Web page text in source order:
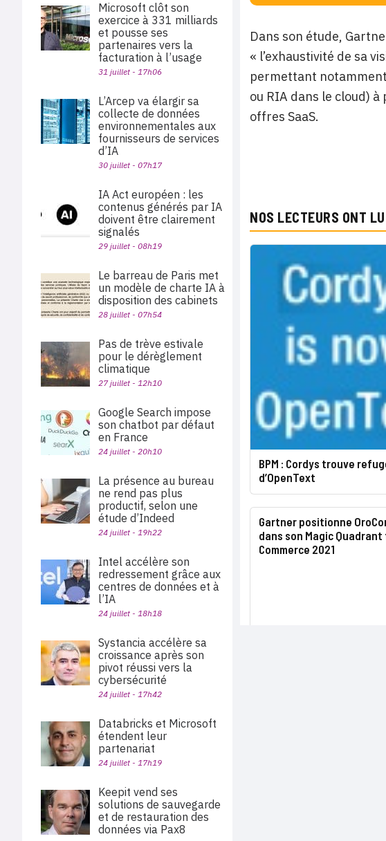
Dans son étude,
« l’exhaustivité de sa
permettant
ou RIA dans le cloud)
offres SaaS.
NOS LECTEURS ONT
BPM : Cordys trouve
d’OpenText
Gartner positionne
dans son Magic
Commerce 2021
Microsoft clôt son
exercice à 331 milliards
et pousse ses
partenaires vers la
facturation à l’usage
31 juillet - 17h06
L’Arcep va élargir sa
collecte de données
environnementales aux
fournisseurs de services
d’IA
30 juillet - 07h17
IA Act européen : les
contenus générés par IA
doivent être clairement
signalés
29 juillet - 08h19
Le barreau de Paris met
un modèle de charte IA à
disposition des cabinets
28 juillet - 07h54
Pas de trève estivale
pour le dérèglement
climatique
27 juillet - 12h10
Google Search impose
son chatbot par défaut
en France
24 juillet - 20h10
La présence au bureau
ne rend pas plus
productif, selon une
étude d’Indeed
24 juillet - 19h22
Intel accélère son
redressement grâce aux
centres de données et à
l’IA
24 juillet - 18h18
Systancia accélère sa
croissance après son
pivot réussi vers la
cybersécurité
24 juillet - 17h42
Databricks et Microsoft
étendent leur
partenariat
24 juillet - 17h19
Keepit vend ses
solutions de sauvegarde
et de restauration des
données via Pax8